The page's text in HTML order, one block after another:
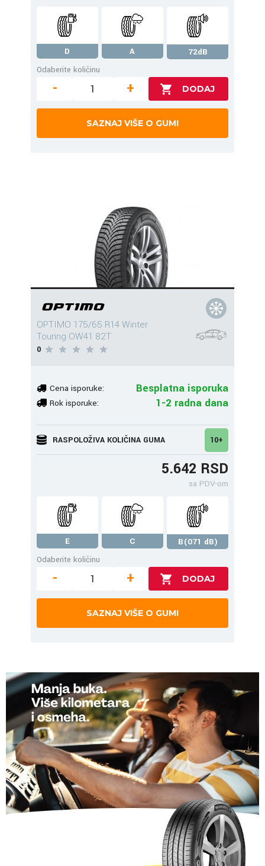
D A
72dB
Odaberite količinu
- +
SAZNAJ VIŠE O GUMI
OPTIMO 175/65 R14 Winter
Touring OW41 82T
0
Cena isporuke: Besplatna isporuka
Rok isporuke: 1-2 radna dana
RASPOLOŽIVA KOLIČINA GUMA 10+
5.642 RSD
sa PDV-om
E C
B(071 dB)
Odaberite količinu
- +
SAZNAJ VIŠE O GUMI